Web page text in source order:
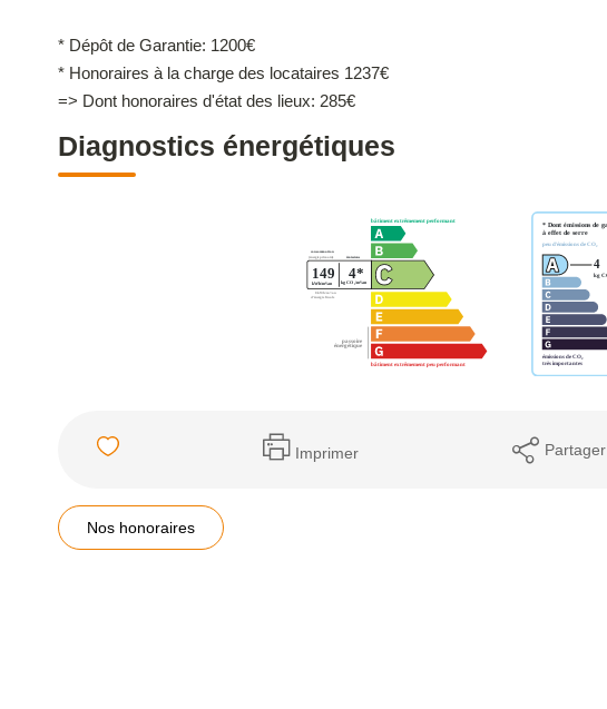
* Dépôt de Garantie: 1200€
* Honoraires à la charge des locataires 1237€
=> Dont honoraires d'état des lieux: 285€
Diagnostics énergétiques
Imprimer Partager
Nos honoraires